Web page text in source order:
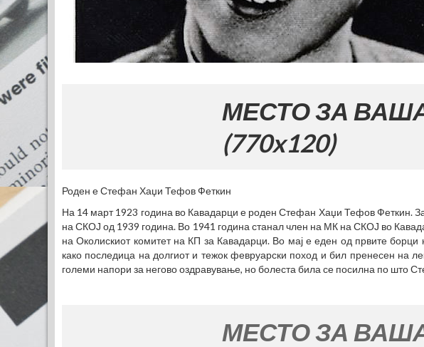
МЕСТО ЗА ВАШАТА
(770x120)
Роден е Стефан Хаџи Тефов Феткин
На 14 март 1923 година во Кавадарци е роден Стефан Хаџи Тефов Феткин.
на СКОЈ од 1939 година. Во 1941 година станал член на МК на СКОЈ во
на Околискиот комитет на КП за Кавадарци. Во мај е еден од првите борци
како последица на долгиот и тежок февруарски поход и бил пренесен на
големи напори за негово оздравување, но болеста била се посилна по што
МЕСТО ЗА ВАШАТА